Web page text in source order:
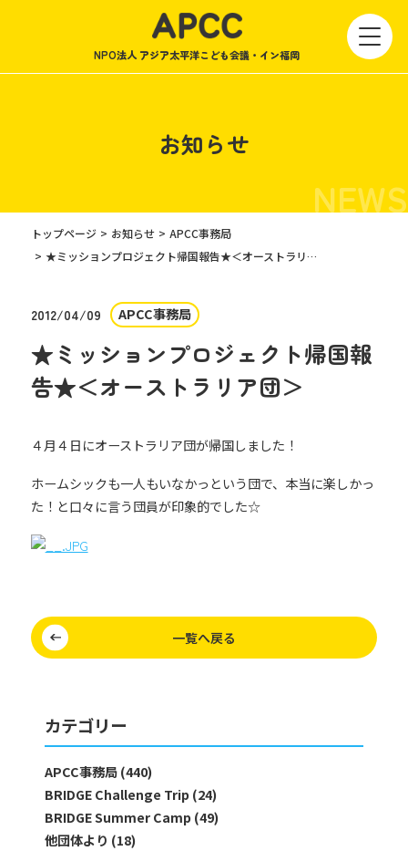
NPO法人 アジア太平洋こども会議・イン福岡
お知らせ
NEWS
トップページ お知らせ
APCC事務局
★ミッションプロジェクト帰国報告★＜オーストラリア団＞
2012/04/09 APCC事務局
★ミッションプロジェクト帰国報
告★＜オーストラリア団＞
４月４日にオーストラリア団が帰国しました！
ホームシックも一人もいなかっという団で、本当に楽しかっ
た！と口々に言う団員が印象的でした☆
一覧へ戻る
カテゴリー
APCC事務局 (440)
BRIDGE Challenge Trip (24)
BRIDGE Summer Camp (49)
他団体より (18)